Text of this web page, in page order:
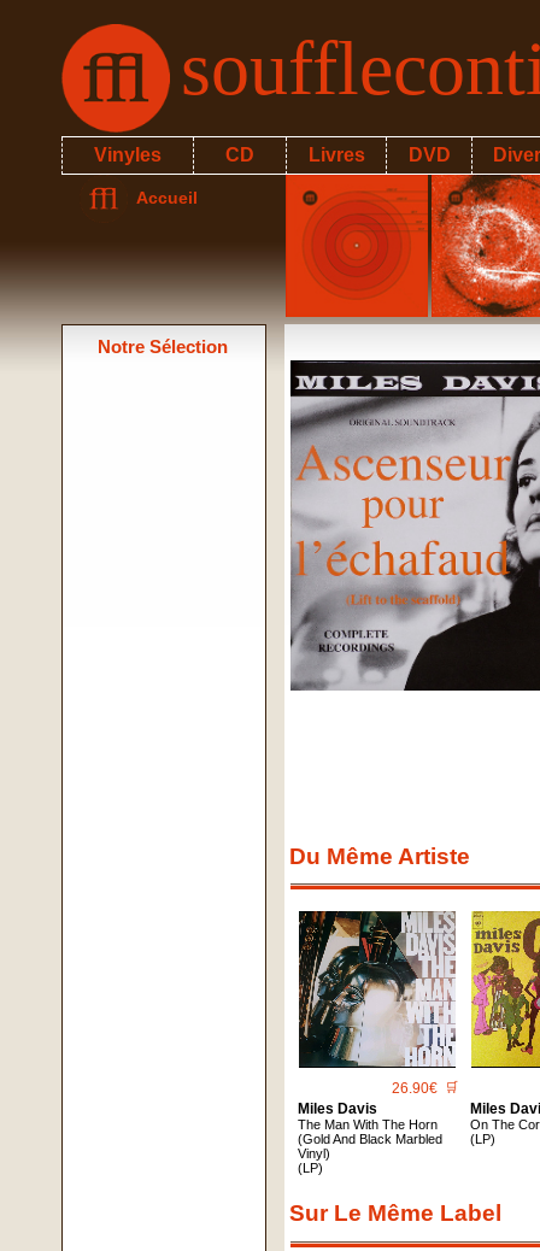
Vinyles CD Livres DVD
Accueil
Notre Sélection
Du Même Artiste
26.90€ 🛒
Miles Davis
The Man With The Horn
(Gold And Black Marbled
Vinyl)
(LP)
Miles
On The
(LP)
Sur Le Même Label